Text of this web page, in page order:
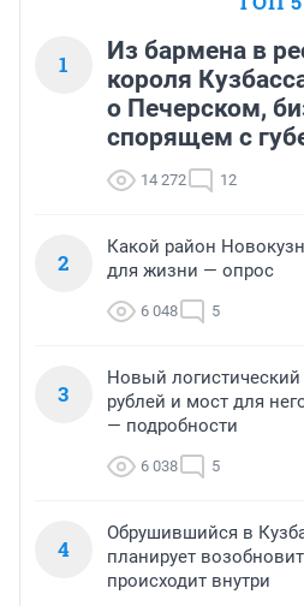
1
Из бармена в
короля
о Печерском,
спорящем с
14 272 12
2
Какой район
для жизни — опрос
6 048 5
3
Новый
рублей и мост для
— подробности
6 038 5
4
Обрушившийся в
планирует
происходит внутри